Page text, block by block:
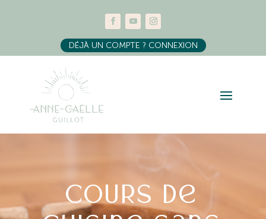
DÉJÀ UN COMPTE ? CONNEXION
Cours de